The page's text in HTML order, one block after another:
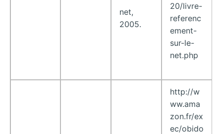
net,
2005.
20/livre-
referenc
ement-
sur-le-
net.php
http://w
ww.ama
zon.fr/ex
ec/obido